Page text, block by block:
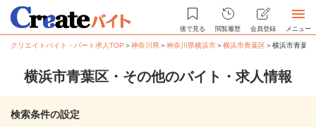
後で見る 閲覧履歴 会員登録 メニュー
クリエイトバイト・パート求人TOP ＞神奈川県＞神奈川県横浜市＞横浜市青葉区＞横浜市青葉
横浜市青葉区・その他のバイト・求人情報
検索条件の設定